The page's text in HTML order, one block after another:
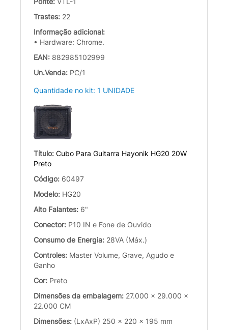
Trastes: 22
Informação adicional:
• Hardware: Chrome.
EAN: 882985102999
Un.Venda: PC/1
Quantidade no kit: 1 UNIDADE
Título: Cubo Para Guitarra Hayonik HG20 20W
Preto
Código: 60497
Modelo: HG20
Alto Falantes: 6"
Conector: P10 IN e Fone de Ouvido
Consumo de Energia: 28VA (Máx.)
Controles: Master Volume, Grave, Agudo e
Ganho
Cor: Preto
Dimensões da embalagem: 27.000 x 29.000 x
22.000 CM
Dimensões: (LxAxP) 250 x 220 x 195 mm